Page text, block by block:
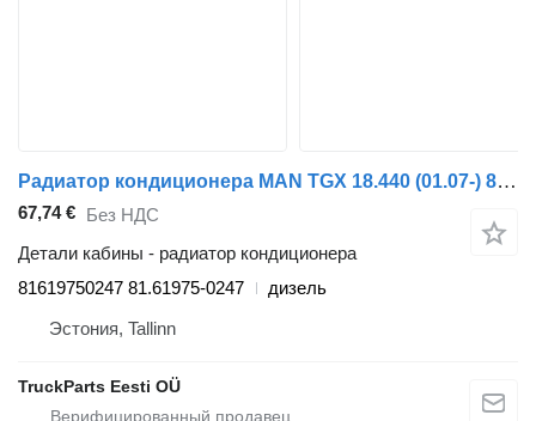
Радиатор кондиционера MAN TGX 18.440 (01.07-) 81619750247 для тягача MAN TGL, TGM, TGS, TGX (2005-2021)
67,74 € Без НДС
Детали кабины - радиатор кондиционера
81619750247 81.61975-0247
дизель
Эстония, Tallinn
TruckParts Eesti OÜ